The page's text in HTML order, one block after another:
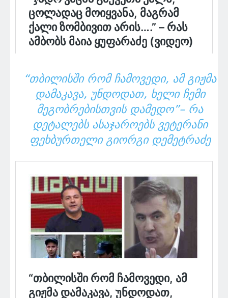
“ᲗᲑᲘ­ᲚᲘᲡ­ᲨᲘ ᲠᲝᲛ ᲩᲐ­ᲛᲝ­ᲕᲔ­ᲓᲘ, ᲐᲛ ᲒᲘᲟ­ᲛᲐ
ᲓᲐᲛᲐᲙᲐᲕᲐ, ᲣᲜᲓᲝᲓᲐᲗ, ᲮᲔᲚᲘ ᲩᲔᲛᲘ
ᲛᲔᲒᲝᲑᲠᲔᲑᲘᲡᲗᲕᲘᲡ ᲓᲐᲛᲔᲓᲝ”– ᲠᲐ
ᲓᲔᲢᲐᲚᲔᲑᲡ ᲐᲡᲐᲯᲐᲠᲝᲔᲑᲡ ᲕᲔᲢᲔᲠᲐᲜᲘ
ᲤᲔᲮᲑᲣᲠᲗᲔᲚᲘ ᲒᲘᲝᲠᲒᲘ ᲓᲔᲛᲔᲢᲠᲐᲫᲔ